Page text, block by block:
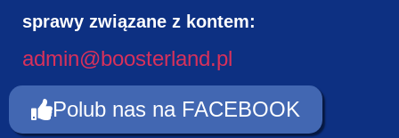
sprawy związane z kontem:
admin@boosterland.pl
Polub nas na FACEBOOK